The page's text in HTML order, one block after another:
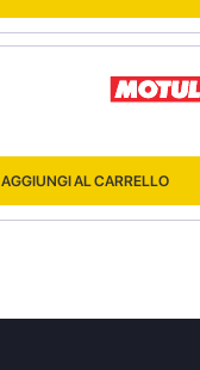
AGGIUNGI AL CARRELLO